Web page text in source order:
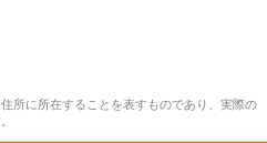
所に所在することを表すものであり、実際の